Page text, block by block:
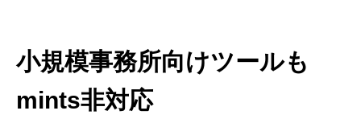
小規模事務所向けツールも
mints非対応